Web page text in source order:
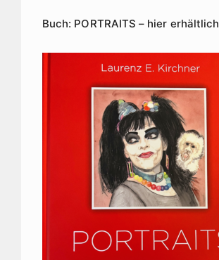
Buch: PORTRAITS – hier erhältlich